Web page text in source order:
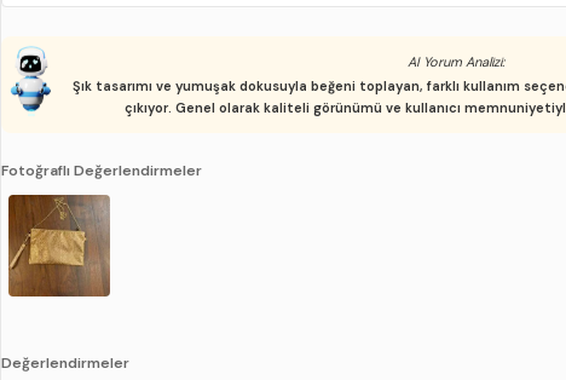
AI Yorum Analizi:
Şık tasarımı ve yumuşak dokusuyla beğeni toplayan, farklı kullanım
çıkıyor. Genel olarak kaliteli görünümü ve kullanıcı
Fotoğraflı Değerlendirmeler
Değerlendirmeler